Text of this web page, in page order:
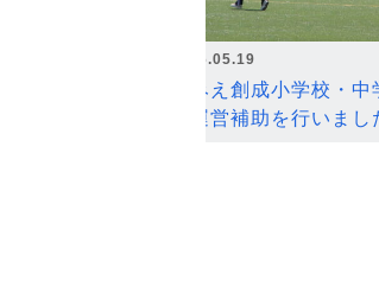
2026.05.19
なみえ創成小学校・
の運営補助を行いまし